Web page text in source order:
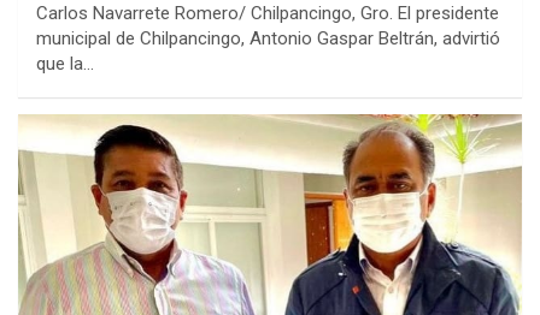
Carlos Navarrete Romero/ Chilpancingo, Gro. El presidente
municipal de Chilpancingo, Antonio Gaspar Beltrán, advirtió
que la…